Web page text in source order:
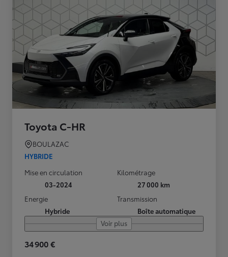
Toyota C-HR
BOULAZAC
HYBRIDE
Mise en circulation
03-2024
Kilométrage
27 000 km
Energie
Hybride
Transmission
Boîte automatique
Voir plus
34 900 €